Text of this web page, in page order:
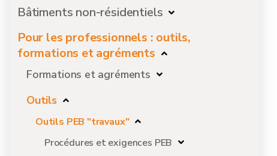
Bâtiments non-résidentiels
Pour les professionnels : outils,
formations et agréments
Formations et agréments
Outils
Outils PEB "travaux"
Procédures et exigences PEB